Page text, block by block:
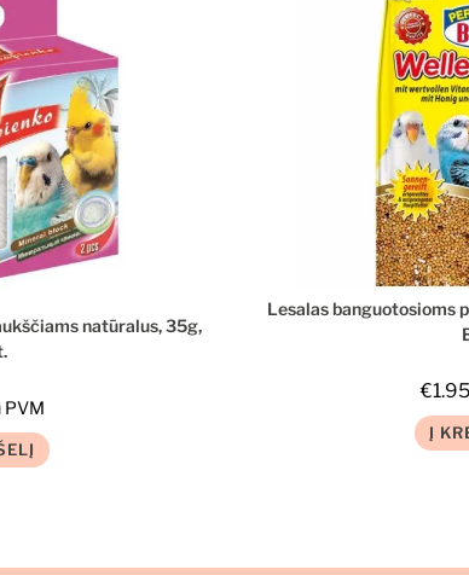
natūralus, 35g,
PVM
Lesalas banguotosioms
€1.95
Į